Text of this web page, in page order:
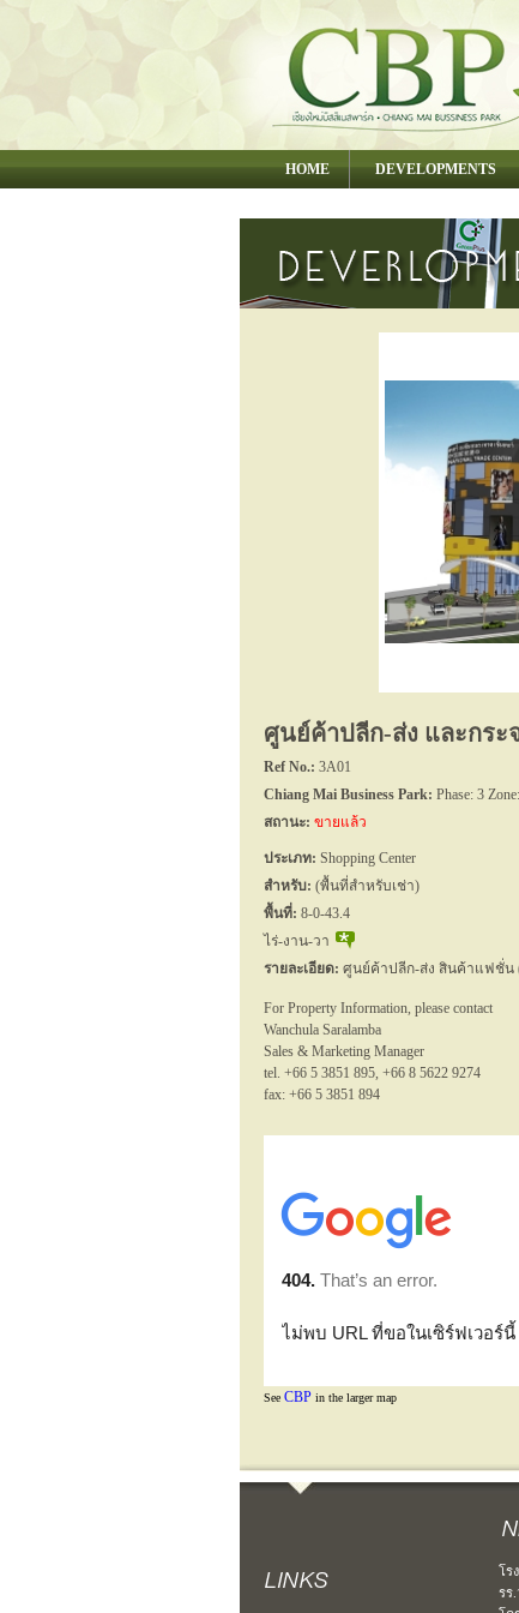
HOME DEVELOPMENTS
ศูนย์ค้าปลีก-ส่ง และกร
Ref No.: 3A01
Chiang Mai Business Park: Phase: 3
สถานะ: ขายแล้ว
ประเภท: Shopping Center
สำหรับ: (พื้นที่สำหรับเช่า)
พื้นที่: 8-0-43.4
ไร่-งาน-วา
รายละเอียด: ศูนย์ค้าปลีก-ส่ง สินค้าแฟชั่น
For Property Information, please contact
Wanchula Saralamba
Sales & Marketing Manager
tel. +66 5 3851 895, +66 8 5622 9274
fax: +66 5 3851 894
See CBPin the larger map
โร
รร